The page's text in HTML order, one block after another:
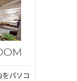
をパソコ